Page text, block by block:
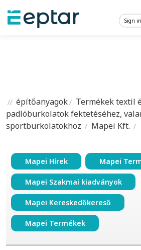
Sign in
építőanyagok
Termékek textil
padlóburkolatok fektetéséhez,
sportburkolatokhoz
Mapei Kft.
Mapei Hírek Mapei
Mapei Szakmai kiadványok
Mapei Kereskedőkereső
Mapei Termékek